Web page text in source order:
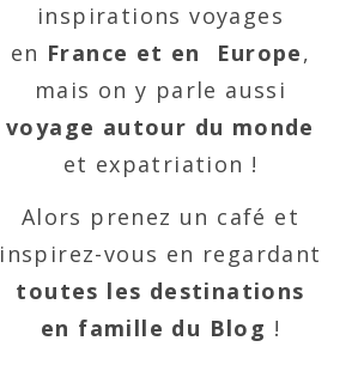
inspirations voyages
en France et en Europe,
mais on y parle aussi
voyage autour du monde
et expatriation !
Alors prenez un café et
inspirez-vous en regardant
toutes les destinations
en famille du Blog !